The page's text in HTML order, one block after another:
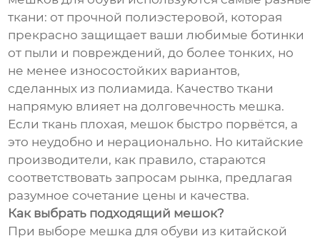
ткани: от прочной полиэстеровой, которая
прекрасно защищает ваши любимые ботинки
от пыли и повреждений, до более тонких, но
не менее износостойких вариантов,
сделанных из полиамида. Качество ткани
напрямую влияет на долговечность мешка.
Если ткань плохая, мешок быстро порвётся, а
это неудобно и нерационально. Но китайские
производители, как правило, стараются
соответствовать запросам рынка, предлагая
разумное сочетание цены и качества.
Как выбрать подходящий мешок?
При выборе мешка для обуви из китайской